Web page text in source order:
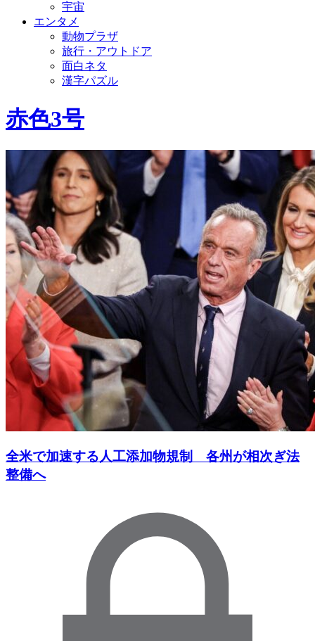
宇宙
エンタメ
動物プラザ
旅行・アウトドア
面白ネタ
漢字パズル
赤色3号
全米で加速する人工添加物規制 各州が相次ぎ法
整備へ